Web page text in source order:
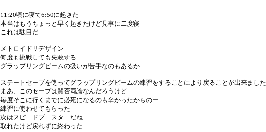
11:20頃に寝て6:50に起きた
本当はもうちょっと早く起きたけど見事に二度寝
これは駄目だ
メトロイドリデザイン
何度も挑戦しても失敗する
グラップリングビームの扱いが苦手なのもあるか
ステートセーブを使ってグラップリングビームの練習をすることにより戻ることが出来ました
まあ、このセーブは賛否両論なんだろうけど
毎度そこに行くまでに必死になるのも辛かったからのー
練習に使わせてもらった
次はスピードブースターだね
取れたけど戻れずに終わった